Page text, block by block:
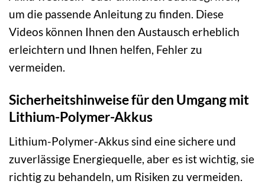
um die passende Anleitung zu finden. Diese
Videos können Ihnen den Austausch erheblich
erleichtern und Ihnen helfen, Fehler zu
vermeiden.
Sicherheitshinweise für den Umgang mit
Lithium-Polymer-Akkus
Lithium-Polymer-Akkus sind eine sichere und
zuverlässige Energiequelle, aber es ist wichtig, sie
richtig zu behandeln, um Risiken zu vermeiden.